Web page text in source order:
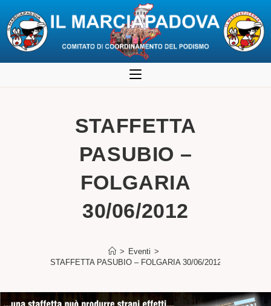
al
STAFFETTA
PASUBIO –
FOLGARIA
30/06/2012
> Eventi >
STAFFETTA PASUBIO – FOLGARIA 30/06/2012